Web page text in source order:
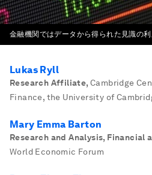
金融機関ではデータから得られた見識の
Lukas Ryll
Research Affiliate, Cambridge
Finance, the University of
Mary Emma Barton
Research and Analysis, Financial
World Economic Forum